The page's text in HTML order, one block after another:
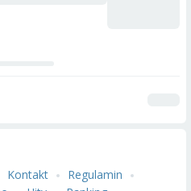
Kontakt
Regulamin